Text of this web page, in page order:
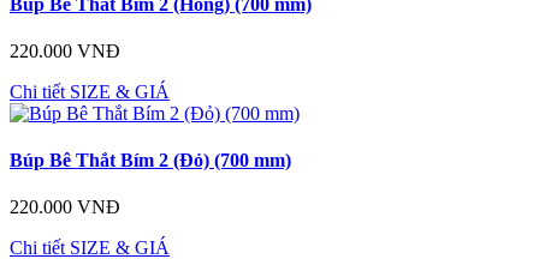
220.000 VNĐ
Chi tiết SIZE & GIÁ
Búp Bê Thắt Bím 2 (Đỏ) (700 mm)
220.000 VNĐ
Chi tiết SIZE & GIÁ